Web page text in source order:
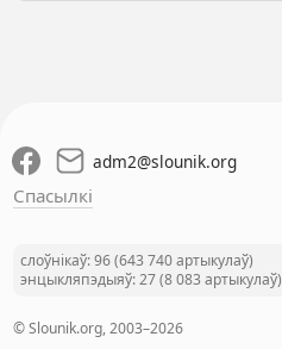
adm2@slounik.org
Спасылкі
слоўнікаў: 96 (643 740 артыкулаў)
энцыкляпэдыяў: 27 (8 083 артыкулаў)
© Slounik.org, 2003–2026